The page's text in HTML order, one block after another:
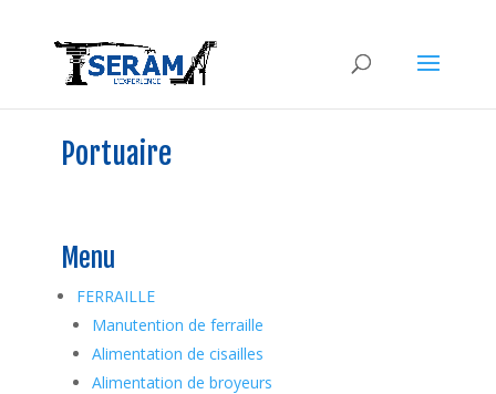
Portuaire
Menu
FERRAILLE
Manutention de ferraille
Alimentation de cisailles
Alimentation de broyeurs